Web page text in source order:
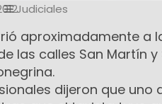
Judiciales
aproximadamente a
las calles San Martín
dijeron que uno